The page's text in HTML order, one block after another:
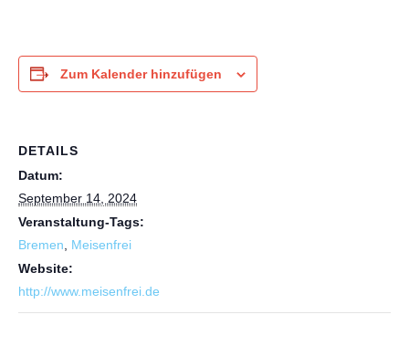
Zum Kalender hinzufügen
DETAILS
Datum:
September 14, 2024
Veranstaltung-Tags:
Bremen
Meisenfrei
Website:
http://www.meisenfrei.de